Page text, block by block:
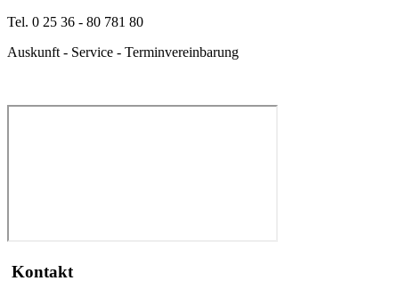
Tel. 0 25 36 - 80 781 80
Auskunft - Service - Terminvereinbarung
Kontakt